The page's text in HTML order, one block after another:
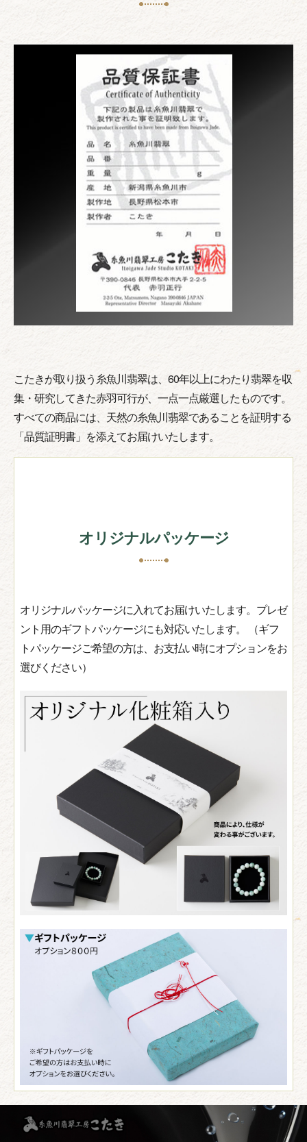
こたきが取り扱う糸魚川翡翠は、60年以上にわたり翡翠を収
集・研究してきた赤羽可行が、一点一点厳選したものです。
すべての商品には、天然の糸魚川翡翠であることを証明する
「品質証明書」を添えてお届けいたします。
オリジナルパッケージ
オリジナルパッケージに入れてお届けいたします。プレゼ
ント用のギフトパッケージにも対応いたします。 （ギフ
トパッケージご希望の方は、お支払い時にオプションをお
選びください）